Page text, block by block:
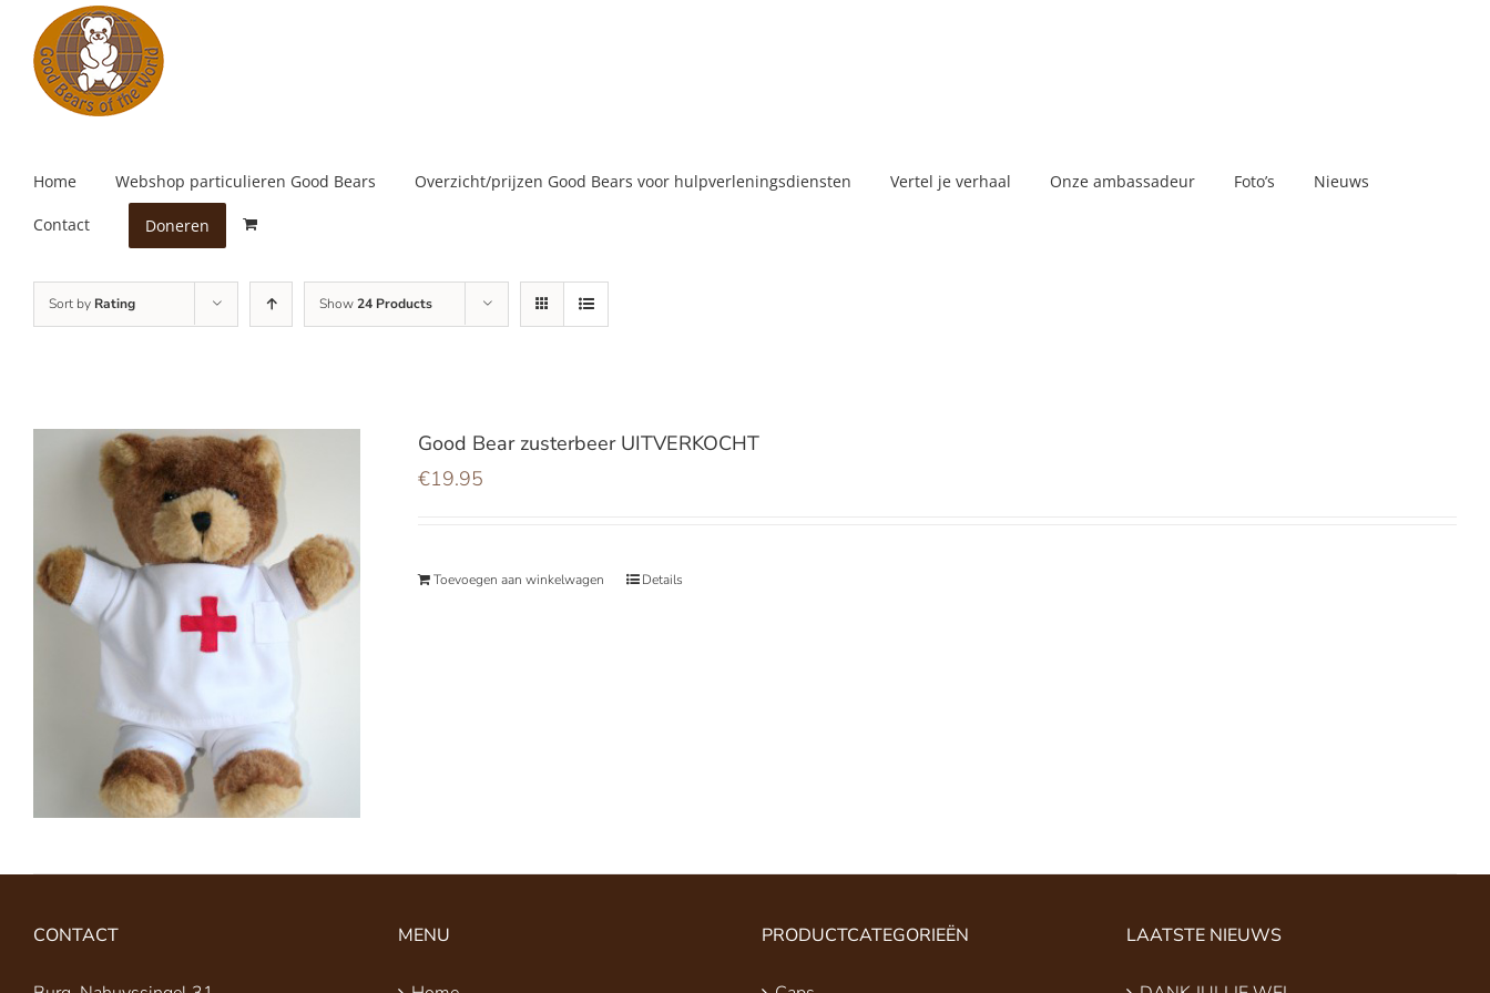
content
Home Webshop particulieren Good Bears Overzicht/prijzen Good Bears voor hulpverleningsdiensten Vertel je verhaal Onze ambassadeur Foto’s Nieuws
Contact Doneren
Sort by Rating Show24 Products
Good Bear zusterbeer UITVERKOCHT
€19.95
Toevoegen aan winkelwagen Details
CONTACT MENU PRODUCTCATEGORIEËN LAATSTE NIEUWS